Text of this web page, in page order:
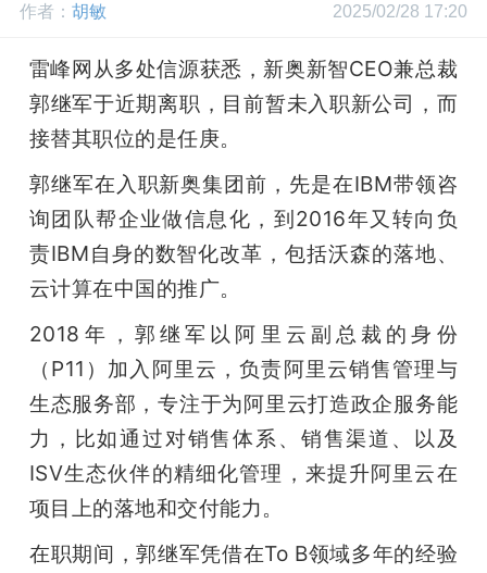
网
开
课
动
中
心
作者： 胡敏 2025/02/28 17:20
雷峰网从多处信源获悉，新奥新智CEO兼总裁
郭继军于近期离职，目前暂未入职新公司，而
接替其职位的是任庚。
郭继军在入职新奥集团前，先是在IBM带领咨
询团队帮企业做信息化，到2016年又转向负
责IBM自身的数智化改革，包括沃森的落地、
云计算在中国的推广。
2018年，郭继军以阿里云副总裁的身份
（P11）加入阿里云，负责阿里云销售管理与
生态服务部，专注于为阿里云打造政企服务能
力，比如通过对销售体系、销售渠道、以及
ISV生态伙伴的精细化管理，来提升阿里云在
项目上的落地和交付能力。
在职期间，郭继军凭借在To B领域多年的经验